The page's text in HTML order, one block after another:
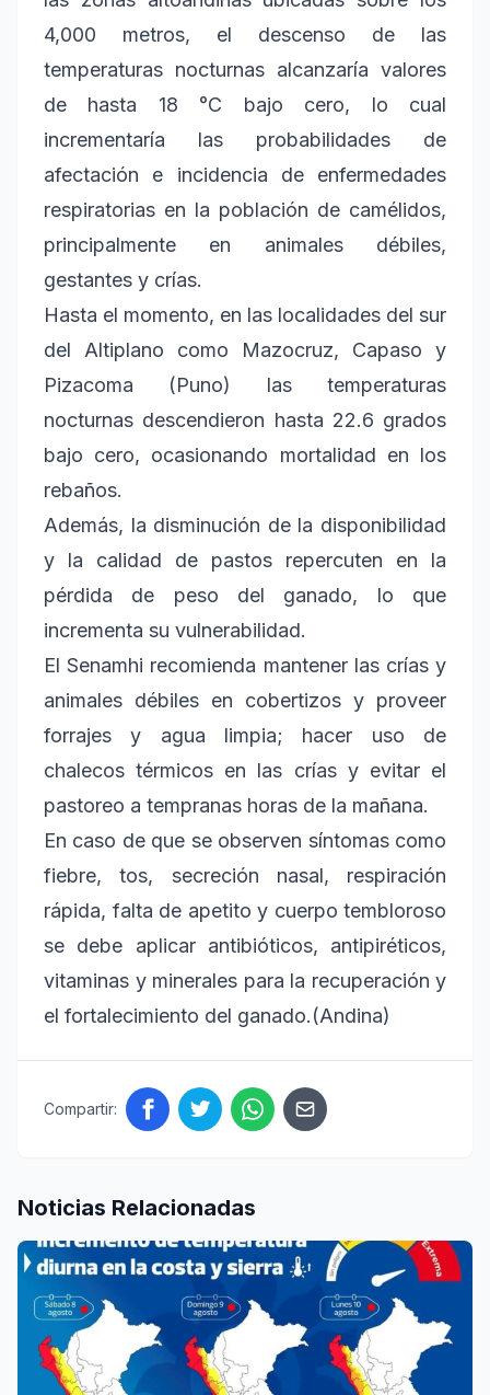
4,000 metros, el descenso de las
temperaturas nocturnas alcanzaría valores
de hasta 18 °C bajo cero, lo cual
incrementaría las probabilidades de
afectación e incidencia de enfermedades
respiratorias en la población de camélidos,
principalmente en animales débiles,
gestantes y crías.
Hasta el momento, en las localidades del sur
del Altiplano como Mazocruz, Capaso y
Pizacoma (Puno) las temperaturas
nocturnas descendieron hasta 22.6 grados
bajo cero, ocasionando mortalidad en los
rebaños.
Además, la disminución de la disponibilidad
y la calidad de pastos repercuten en la
pérdida de peso del ganado, lo que
incrementa su vulnerabilidad.
El Senamhi recomienda mantener las crías y
animales débiles en cobertizos y proveer
forrajes y agua limpia; hacer uso de
chalecos térmicos en las crías y evitar el
pastoreo a tempranas horas de la mañana.
En caso de que se observen síntomas como
fiebre, tos, secreción nasal, respiración
rápida, falta de apetito y cuerpo tembloroso
se debe aplicar antibióticos, antipiréticos,
vitaminas y minerales para la recuperación y
el fortalecimiento del ganado.(Andina)
Compartir:
Noticias Relacionadas